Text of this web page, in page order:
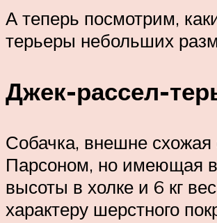
А теперь посмотрим,
терьеры небольших
Джек-рассел-
Собачка, внешне схожая
Парсоном, но имеющая
высоты в холке и 6 кг
характеру шерстного